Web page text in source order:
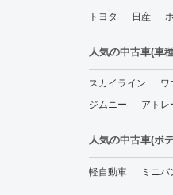
トヨタ 日産
人気の中古車(車
スカイライン ワ
ジムニー
アトレ
人気の中古車(ボ
軽自動車 ミニ